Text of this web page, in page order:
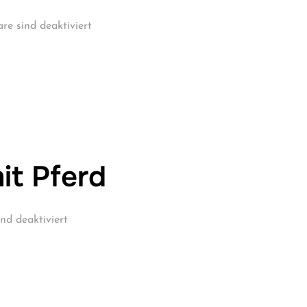
sind deaktiviert
Pferd
deaktiviert